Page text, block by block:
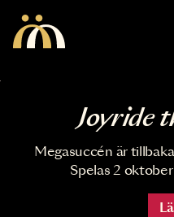
Joyride
Megasuccén är
Spelas 2